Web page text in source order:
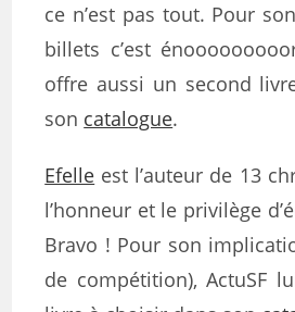
ce n’est pas tout. Pour
billets c’est
offre aussi un second
son catalogue.
Efelle est l’auteur de 13
l’honneur et le privilège
Bravo ! Pour son
de compétition), ActuSF